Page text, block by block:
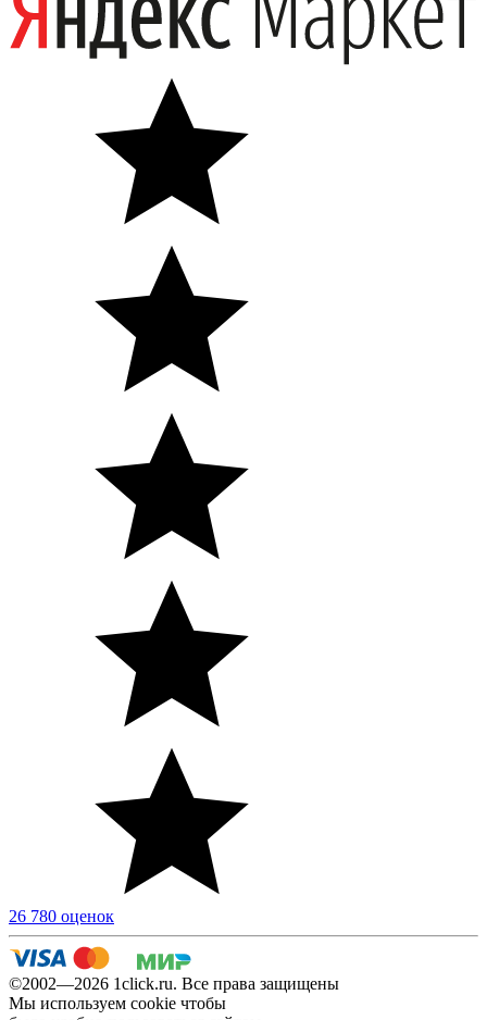
26 780 оценок
©2002—2026 1сlick.ru. Все права защищены
Мы используем cookie чтобы